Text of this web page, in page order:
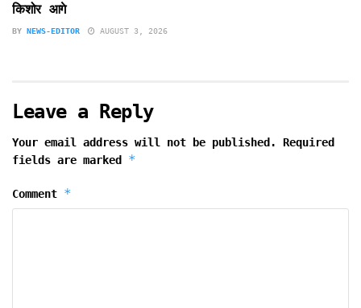
किशोर आगे
BY NEWS-EDITOR AUGUST 3, 2026
Leave a Reply
Your email address will not be published.
Required
fields are marked *
Comment *